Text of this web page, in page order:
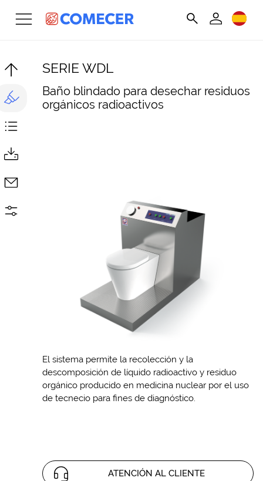
SERIE WDL
Baño blindado para desechar residuos
orgánicos radioactivos
El sistema permite la recolección y la
descomposición de líquido radioactivo y residuo
orgánico producido en medicina nuclear por el uso
de tecnecio para fines de diagnóstico.
ATENCIÓN AL CLIENTE